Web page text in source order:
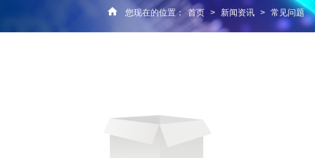
您现在的位置： 首页 > 新闻资讯 > 常见问题